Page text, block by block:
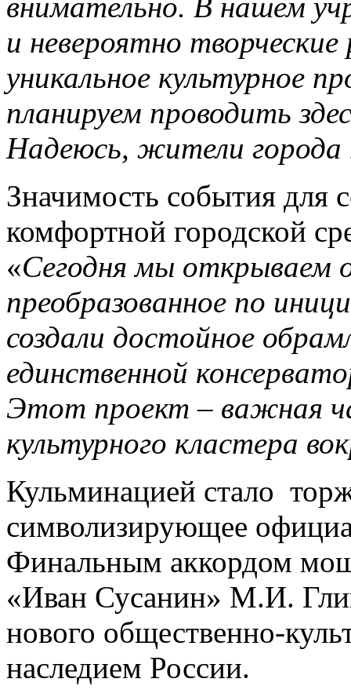
и невероятно
уникальное культурное
планируем проводить
Надеюсь, жители города
Значимость события для
комфортной городской
«Сегодня мы открываем
преобразованное по
создали достойное
единственной
Этот проект – важная
культурного кластера
Кульминацией стало
символизирующее
Финальным аккордом
«Иван Сусанин» М.И.
нового общественно-
наследием России.